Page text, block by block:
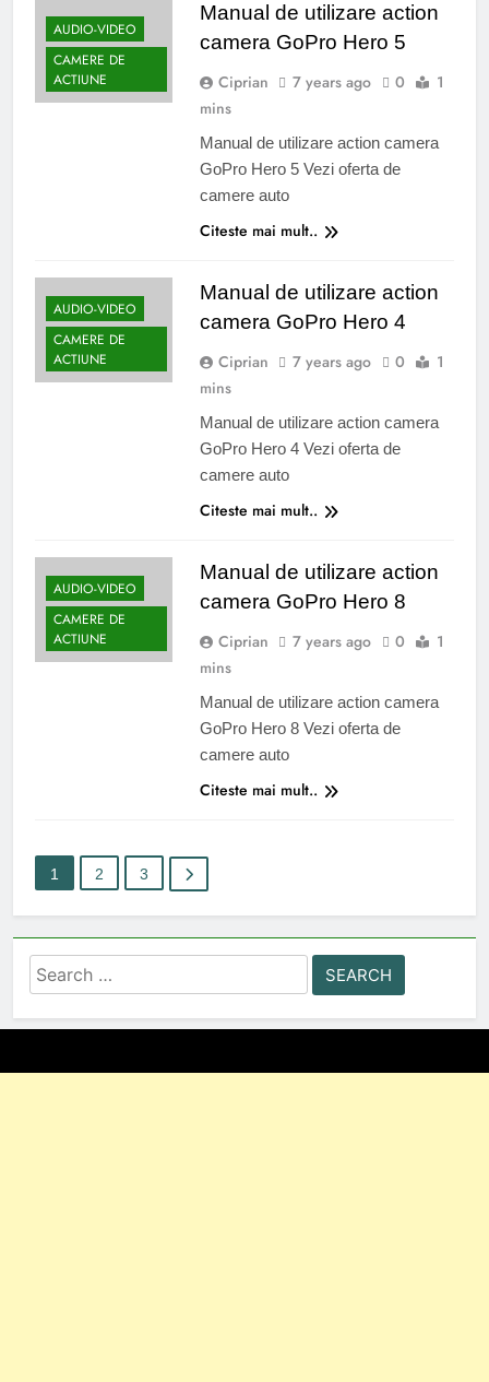
AUDIO-VIDEO
CAMERE DE
ACTIUNE
Manual de utilizare action
camera GoPro Hero 5
Ciprian 7 years ago 0
1
mins
Manual de utilizare action camera
GoPro Hero 5 Vezi oferta de
camere auto
Citeste mai mult..
AUDIO-VIDEO
CAMERE DE
ACTIUNE
Manual de utilizare action
camera GoPro Hero 4
Ciprian 7 years ago 0
1
mins
Manual de utilizare action camera
GoPro Hero 4 Vezi oferta de
camere auto
Citeste mai mult..
AUDIO-VIDEO
CAMERE DE
ACTIUNE
Manual de utilizare action
camera GoPro Hero 8
Ciprian 7 years ago 0
1
mins
Manual de utilizare action camera
GoPro Hero 8 Vezi oferta de
camere auto
Citeste mai mult..
1 2 3
Search
for: